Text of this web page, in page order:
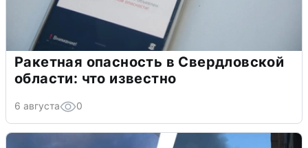
Ракетная опасность в Свердловской
области: что известно
6 августа 0